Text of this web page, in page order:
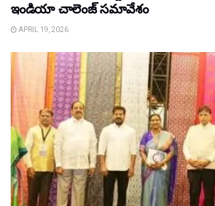
ఇండియా చాలెంజ్ సమావేశం
APRIL 19, 2026